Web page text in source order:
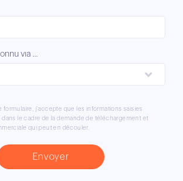
via ...
formulaire, j'accepte que les informations saisies
le cadre de la demande de téléchargement et
qui peut en découler.